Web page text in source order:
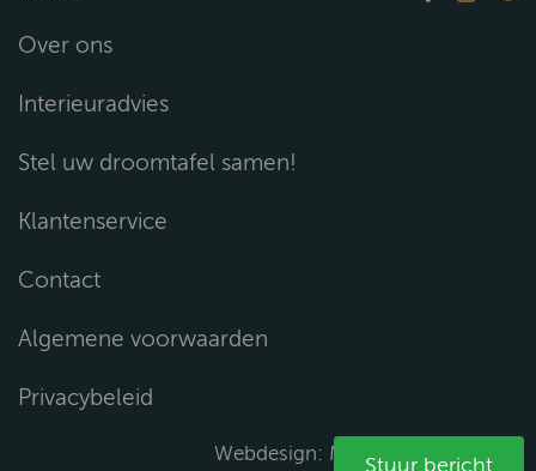
Over ons
Interieuradvies
Stel uw droomtafel samen!
Klantenservice
Contact
Algemene voorwaarden
Privacybeleid
Webdesign: Media Solutions B.V.
Stuur bericht